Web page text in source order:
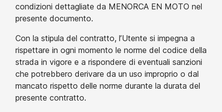
condizioni dettagliate da MENORCA EN MOTO nel
presente documento.
Con la stipula del contratto, l’Utente si impegna a
rispettare in ogni momento le norme del codice della
strada in vigore e a rispondere di eventuali sanzioni
che potrebbero derivare da un uso improprio o dal
mancato rispetto delle norme durante la durata del
presente contratto.